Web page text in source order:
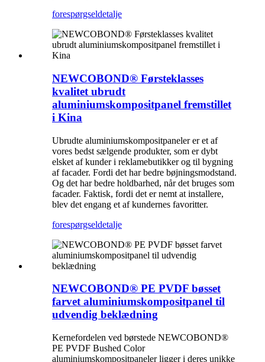
forespørgseldetalje
NEWCOBOND® Førsteklasses
kvalitet ubrudt
aluminiumskompositpanel fremstillet
i Kina
Ubrudte aluminiumskompositpaneler er et af
vores bedst sælgende produkter, som er dybt
elsket af kunder i reklamebutikker og til bygning
af facader. Fordi det har bedre bøjningsmodstand.
Og det har bedre holdbarhed, når det bruges som
facader. Faktisk, fordi det er nemt at installere,
blev det engang et af kundernes favoritter.
forespørgseldetalje
NEWCOBOND® PE PVDF bøsset
farvet aluminiumskompositpanel til
udvendig beklædning
Kernefordelen ved børstede NEWCOBOND®
PE PVDF Bushed Color
aluminiumskompositpaneler ligger i deres unikke